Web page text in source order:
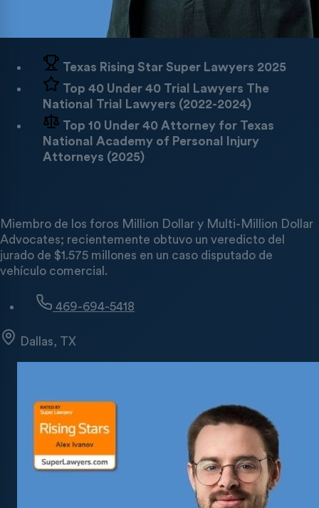
Texas Rising Star Super Lawyers 2025
Top 40 Under 40 Trial Lawyers The
National Trial Lawyers (2022-2024)
Top 10 Under 40 Attorney for Texas
National Academy of Personal Injury
Attorneys (2025)
Miembro de los foros Million Dollar y Multi-Million Dollar
Advocates; recientemente obtuvo un veredicto del
jurado de $1.575 millones en un caso disputado de
vehículo comercial.
469-694-5418
Dallas, TX